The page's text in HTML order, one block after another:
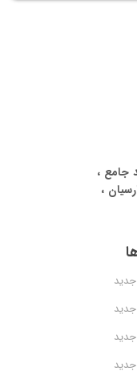
جامع ،
،